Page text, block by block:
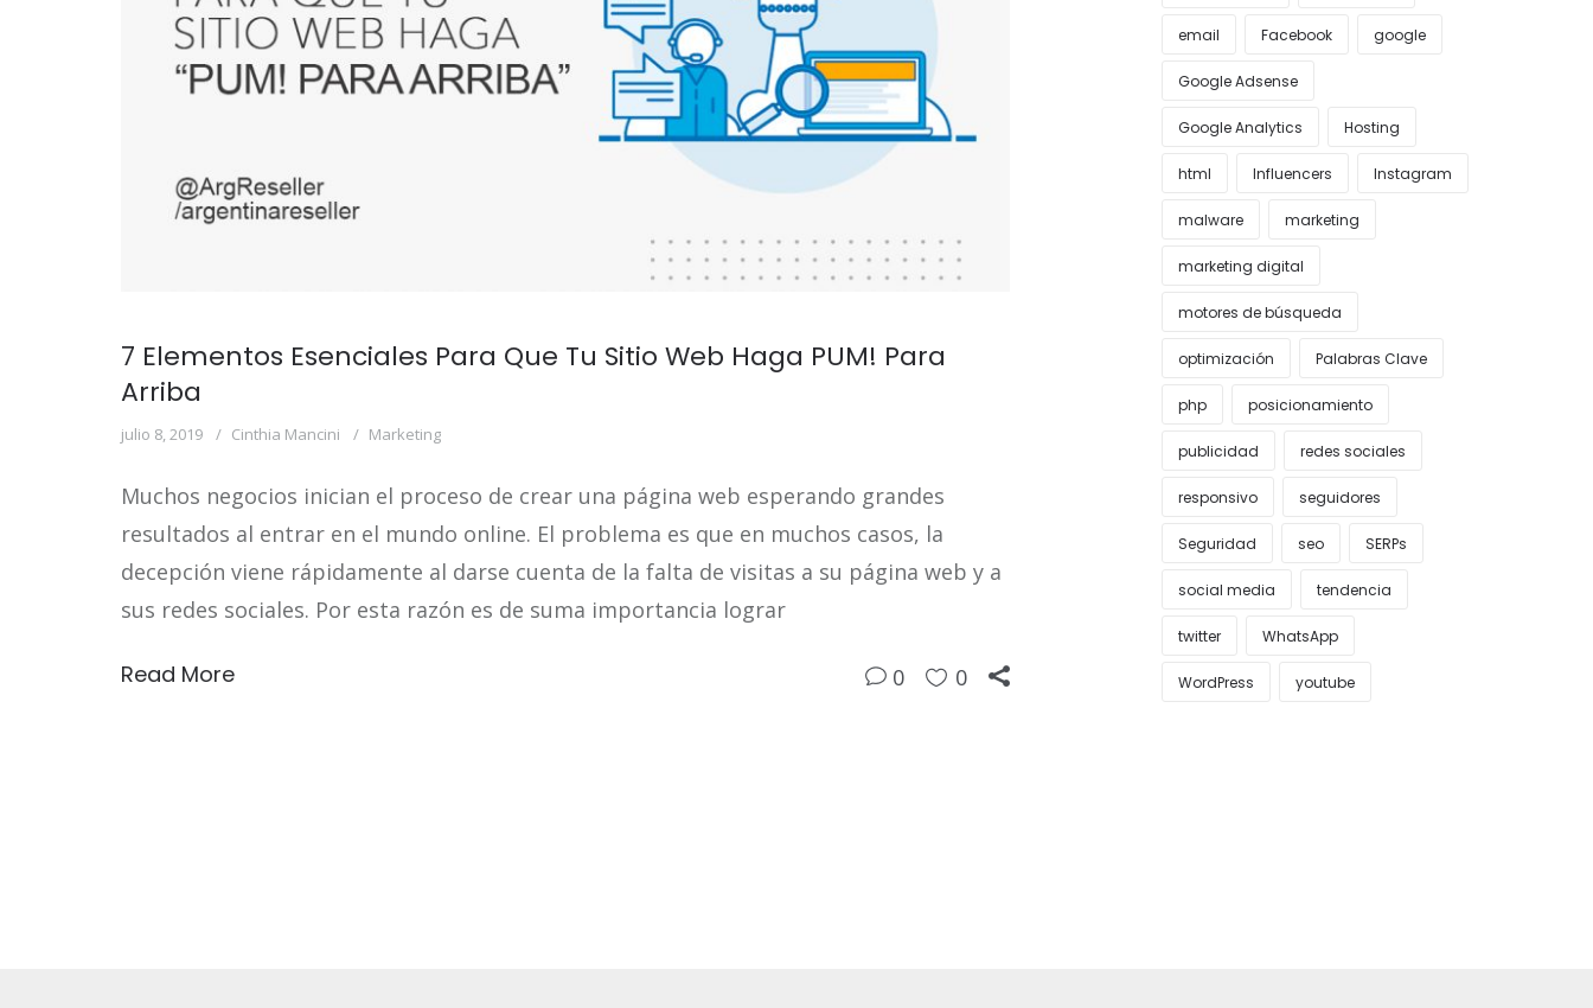
7 Elementos Esenciales Para Que Tu Sitio Web Haga PUM! Para
Arriba
julio 8, 2019 Cinthia Mancini Marketing
Muchos negocios inician el proceso de crear una página web esperando grandes
resultados al entrar en el mundo online. El problema es que en muchos casos, la
decepción viene rápidamente al darse cuenta de la falta de visitas a su página web y a
sus redes sociales. Por esta razón es de suma importancia lograr
Read More 0 0
email Facebook google
Google Adsense
Google Analytics Hosting
html Influencers Instagram
malware marketing
marketing digital
motores de búsqueda
optimización Palabras Clave
php posicionamiento
publicidad redes sociales
responsivo seguidores
Seguridad seo SERPs
social media tendencia
twitter WhatsApp
WordPress youtube